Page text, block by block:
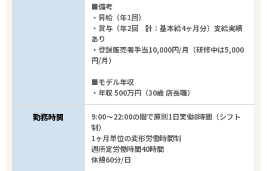
27件から検索する
■備考
・昇給（年1回）
・賞与（年2回 計：基本給4ヶ月分）支給実績
あり
・登録販売者手当10,000円/月（研修中は5,000
円/月）
■モデル年収
・年収 500万円（30歳 店長職）
勤務時間
9:00～22:00の間で原則1日実働8時間（シフト
制）
1ヶ月単位の変形労働時間制
週所定労働時間40時間
休憩60分/日